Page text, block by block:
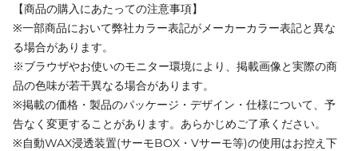
【商品の購入にあたっての注意事項】
※一部商品において弊社カラー表記がメーカーカラー表記と異な
る場合があります。
※ブラウザやお使いのモニター環境により、掲載画像と実際の商
品の色味が若干異なる場合があります。
※掲載の価格・製品のパッケージ・デザイン・仕様について、予
告なく変更することがあります。あらかじめご了承ください。
※自動WAX浸透装置(サーモBOX・Vサーモ等)の使用はお控え下